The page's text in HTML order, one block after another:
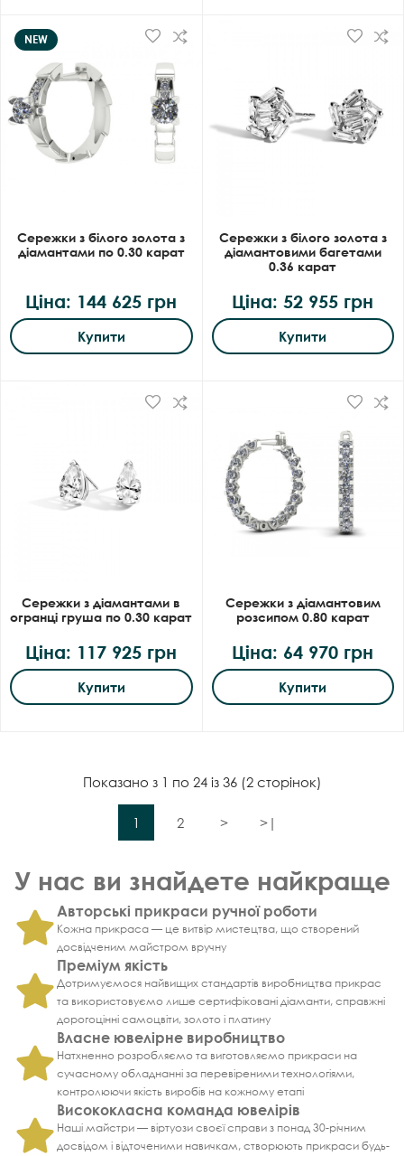
NEW
Сережки з білого золота з
діамантами по 0.30 карат
Ціна: 144 625 грн
Купити
Сережки з білого золота з
діамантовими багетами
0.36 карат
Ціна: 52 955 грн
Купити
Сережки з діамантами в
огранці груша по 0.30 карат
Ціна: 117 925 грн
Купити
Сережки з діамантовим
розсипом 0.80 карат
Ціна: 64 970 грн
Купити
Показано з 1 по 24 із 36 (2 сторінок)
1 2 > >|
У нас ви знайдете найкраще
Авторські прикраси ручної роботи
Кожна прикраса — це витвір мистецтва, що створений
досвідченим майстром вручну
Преміум якість
Дотримуємося найвищих стандартів виробництва прикрас
та використовуємо лише сертифіковані діаманти, справжні
дорогоцінні самоцвіти, золото і платину
Власне ювелірне виробництво
Натхненно розробляємо та виготовляємо прикраси на
сучасному обладнанні за перевіреними технологіями,
контролюючи якість виробів на кожному етапі
Висококласна команда ювелірів
Наші майстри — віртуози своєї справи з понад 30-річним
досвідом і відточеними навичкам, створюють прикраси будь-